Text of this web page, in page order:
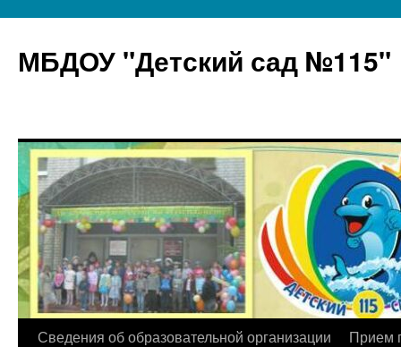
МБДОУ "Детский сад №115"
Перейти
Сведения об образовательной организации
Прием